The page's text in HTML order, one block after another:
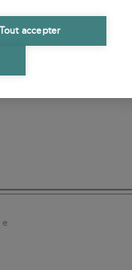
Tout accepter